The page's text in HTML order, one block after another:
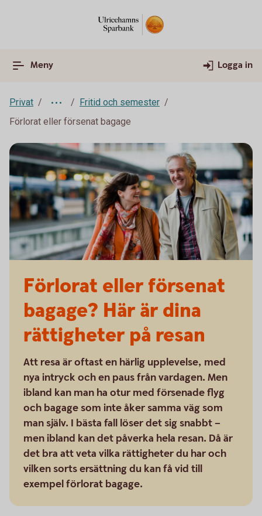
Meny Logga in
Privat
Fritid och semester
Förlorat eller försenat bagage
Förlorat eller försenat
bagage? Här är dina
rättigheter på resan
Att resa är oftast en härlig upplevelse, med
nya intryck och en paus från vardagen. Men
ibland kan man ha otur med försenade flyg
och bagage som inte åker samma väg som
man själv. I bästa fall löser det sig snabbt –
men ibland kan det påverka hela resan. Då är
det bra att veta vilka rättigheter du har och
vilken sorts ersättning du kan få vid till
exempel förlorat bagage.